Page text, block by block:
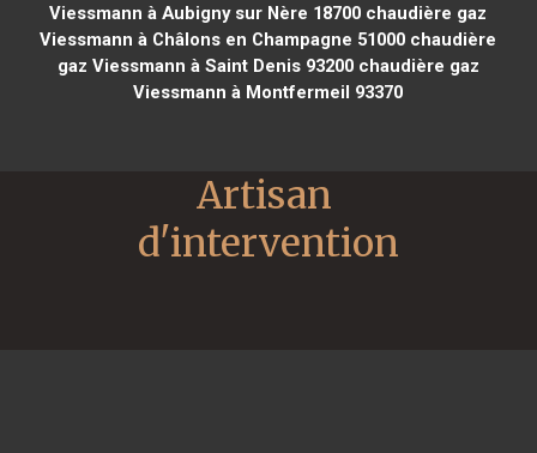
Viessmann à Aubigny sur Nère 18700 chaudière gaz
Viessmann à Châlons en Champagne 51000 chaudière
gaz Viessmann à Saint Denis 93200chaudière gaz
Viessmann à Montfermeil 93370
Artisan
d'intervention